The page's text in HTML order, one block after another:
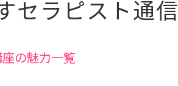
費用や期間で選ぶリ
セラピスト通
の魅力一覧